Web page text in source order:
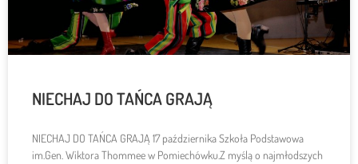
NIECHAJ DO TAŃCA GRAJĄ
NIECHAJ DO TAŃCA GRAJĄ 17 października Szkoła Podstawowa
im.Gen. Wiktora Thommee w Pomiechówku.Z myślą o najmłodszych